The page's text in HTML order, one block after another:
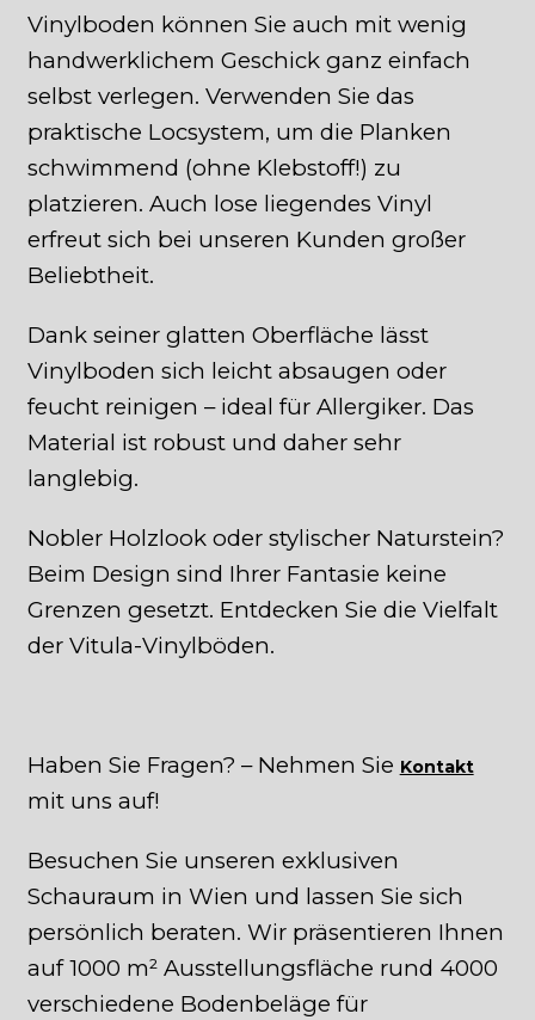
Vinylboden können Sie auch mit wenig
handwerklichem Geschick ganz einfach
selbst verlegen. Verwenden Sie das
praktische Locsystem, um die Planken
schwimmend (ohne Klebstoff!) zu
platzieren. Auch lose liegendes Vinyl
erfreut sich bei unseren Kunden großer
Beliebtheit.
Dank seiner glatten Oberfläche lässt
Vinylboden sich leicht absaugen oder
feucht reinigen – ideal für Allergiker. Das
Material ist robust und daher sehr
langlebig.
Nobler Holzlook oder stylischer Naturstein?
Beim Design sind Ihrer Fantasie keine
Grenzen gesetzt. Entdecken Sie die Vielfalt
der Vitula-Vinylböden.
Haben Sie Fragen? – Nehmen Sie Kontakt
mit uns auf!
Besuchen Sie unseren exklusiven
Schauraum in Wien und lassen Sie sich
persönlich beraten. Wir präsentieren Ihnen
auf 1000 m² Ausstellungsfläche rund 4000
verschiedene Bodenbeläge für